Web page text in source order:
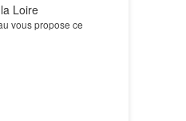
Loire
vous propose ce